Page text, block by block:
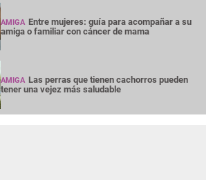
AMIGA Entre mujeres: guía para acompañar a su
amiga o familiar con cáncer de mama
AMIGA Las perras que tienen cachorros pueden
tener una vejez más saludable